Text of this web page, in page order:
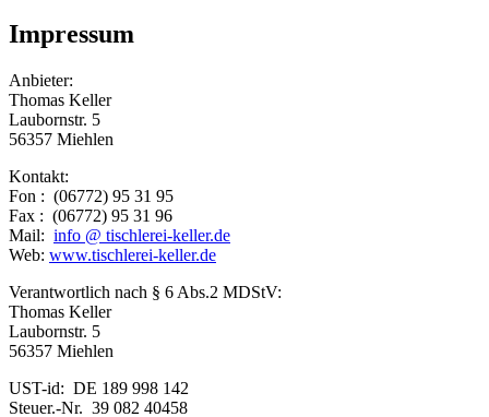
Impressum
Anbieter:
Thomas Keller
Laubornstr. 5
56357 Miehlen
Kontakt:
Fon : (06772) 95 31 95
Fax : (06772) 95 31 96
Mail: info @ tischlerei-keller.de
Web: www.tischlerei-keller.de
Verantwortlich nach § 6 Abs.2 MDStV:
Thomas Keller
Laubornstr. 5
56357 Miehlen
UST-id: DE 189 998 142
Steuer.-Nr. 39 082 40458